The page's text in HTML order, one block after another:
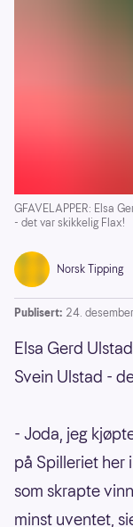
GFAVELAPPER: Elsa
- det var skikkelig Flax!
Norsk Tipping
Publisert: 24.
Elsa Gerd
Svein Ulstad -
- Joda, jeg
på Spilleriet her
som skrapte
minst uventet,